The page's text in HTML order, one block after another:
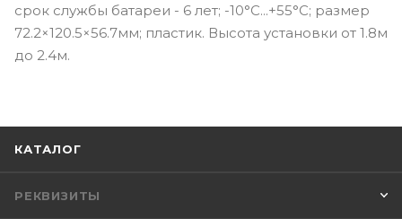
срок службы батареи - 6 лет; -10°C...+55°C; размер
72.2×120.5×56.7мм; пластик. Высота установки от 1.8м
до 2.4м.
КАТАЛОГ
РЕКВИЗИТЫ